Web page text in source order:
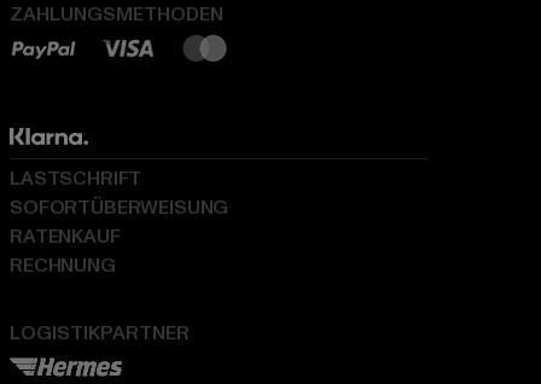
ZAHLUNGSMETHODEN
LOGISTIKPARTNER
LASTSCHRIFT
SOFORTÜBERWEISUNG
RATENKAUF
RECHNUNG